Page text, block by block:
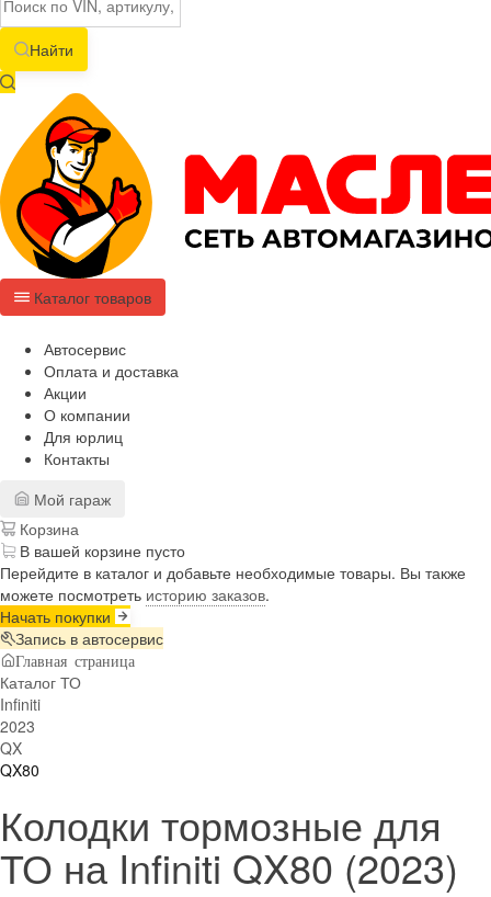
Найти
Каталог товаров
Автосервис
Оплата и доставка
Акции
О компании
Для юрлиц
Контакты
Мой гараж
Корзина
В вашей корзине пусто
Перейдите в каталог и добавьте необходимые товары. Вы также
можете посмотреть историю заказов.
Начать покупки
Запись в автосервис
Главная страница
Каталог ТО
Infiniti
2023
QX
QX80
Колодки тормозные для
ТО на Infiniti QX80 (2023)